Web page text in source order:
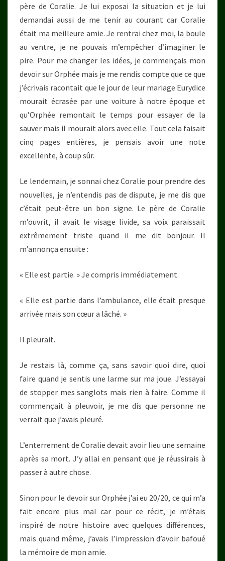
père de Coralie. Je lui exposai la situation et je lui
demandai aussi de me tenir au courant car Coralie
était ma meilleure amie. Je rentrai chez moi, la boule
au ventre, je ne pouvais m’empêcher d’imaginer le
pire. Pour me changer les idées, je commençais mon
devoir sur Orphée mais je me rendis compte que ce que
j’écrivais racontait que le jour de leur mariage Eurydice
mourait écrasée par une voiture à notre époque et
qu’Orphée remontait le temps pour essayer de la
sauver mais il mourait alors avec elle. Tout cela faisait
cinq pages entières, je pensais avoir une note
excellente, à coup sûr.
Le lendemain, je sonnai chez Coralie pour prendre des
nouvelles, je n’entendis pas de dispute, je me dis que
c’était peut-être un bon signe. Le père de Coralie
m’ouvrit, il avait le visage livide, sa voix paraissait
extrêmement triste quand il me dit bonjour. Il
m’annonça ensuite :
« Elle est partie. » Je compris immédiatement.
« Elle est partie dans l’ambulance, elle était presque
arrivée mais son cœur a lâché. »
Il pleurait.
Je restais là, comme ça, sans savoir quoi dire, quoi
faire quand je sentis une larme sur ma joue. J’essayai
de stopper mes sanglots mais rien à faire. Comme il
commençait à pleuvoir, je me dis que personne ne
verrait que j’avais pleuré.
L’enterrement de Coralie devait avoir lieu une semaine
après sa mort. J’y allai en pensant que je réussirais à
passer à autre chose.
Sinon pour le devoir sur Orphée j’ai eu 20/20, ce qui m’a
fait encore plus mal car pour ce récit, je m’étais
inspiré de notre histoire avec quelques différences,
mais quand même, j’avais l’impression d’avoir bafoué
la mémoire de mon amie.